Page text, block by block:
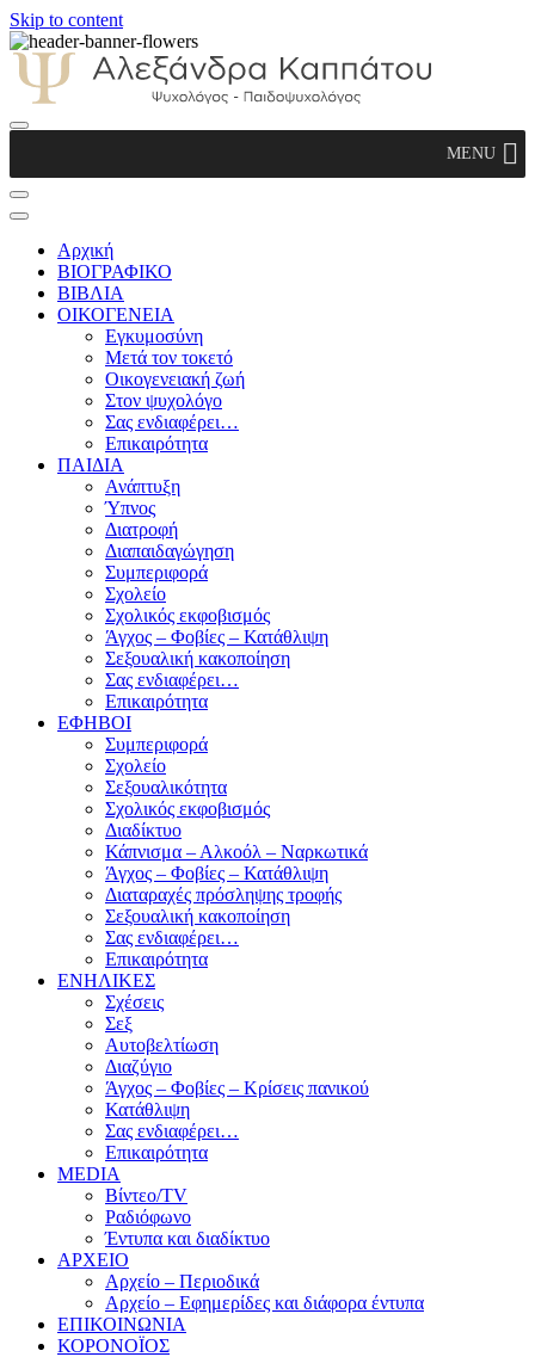
Skip to content
Παιδοψυχολόγος
MENU
Αρχική
ΒΙΟΓΡΑΦΙΚΟ
ΒΙΒΛΙΑ
ΟΙΚΟΓΕΝΕΙΑ
Εγκυμοσύνη
Μετά τον τοκετό
Οικογενειακή ζωή
Στον ψυχολόγο
Σας ενδιαφέρει…
Επικαιρότητα
ΠΑΙΔΙΑ
Ανάπτυξη
Ύπνος
Διατροφή
Διαπαιδαγώγηση
Συμπεριφορά
Σχολείο
Σχολικός εκφοβισμός
Άγχος – Φοβίες – Κατάθλιψη
Σεξουαλική κακοποίηση
Σας ενδιαφέρει…
Επικαιρότητα
ΕΦΗΒΟΙ
Συμπεριφορά
Σχολείο
Σεξουαλικότητα
Σχολικός εκφοβισμός
Διαδίκτυο
Κάπνισμα – Αλκοόλ – Ναρκωτικά
Άγχος – Φοβίες – Κατάθλιψη
Διαταραχές πρόσληψης τροφής
Σεξουαλική κακοποίηση
Σας ενδιαφέρει…
Επικαιρότητα
ΕΝΗΛΙΚΕΣ
Σχέσεις
Σεξ
Αυτοβελτίωση
Διαζύγιο
Άγχος – Φοβίες – Κρίσεις πανικού
Κατάθλιψη
Σας ενδιαφέρει…
Επικαιρότητα
MEDIA
Βίντεο/TV
Ραδιόφωνο
Έντυπα και διαδίκτυο
ΑΡΧΕΙΟ
Αρχείο – Περιοδικά
Αρχείο – Εφημερίδες και διάφορα έντυπα
ΕΠΙΚΟΙΝΩΝΙΑ
ΚΟΡΟΝΟΪΟΣ